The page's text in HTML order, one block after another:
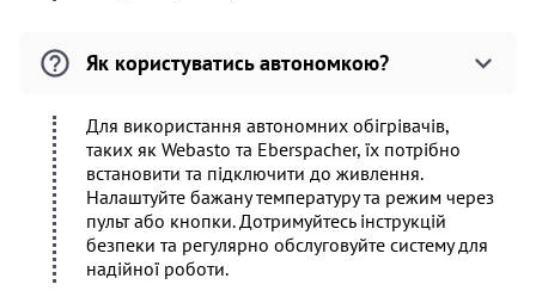
Як користуватись автономкою?
Для використання автономних обігрівачів,
таких як Webasto та Eberspacher, їх потрібно
встановити та підключити до живлення.
Налаштуйте бажану температуру та режим через
пульт або кнопки. Дотримуйтесь інструкцій
безпеки та регулярно обслуговуйте систему для
надійної роботи.